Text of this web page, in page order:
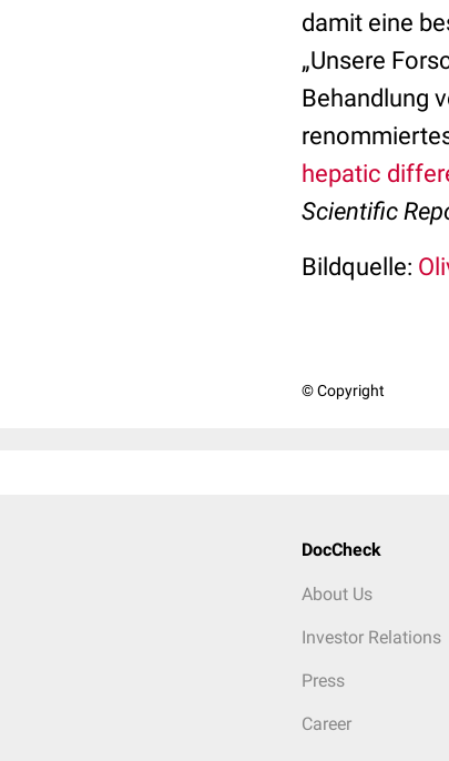
damit eine
„Unsere
Behandlung
hepatic
Scientific
Bildquelle:
© Copyright
DocCheck
About Us
Investor Relations
Press
Career